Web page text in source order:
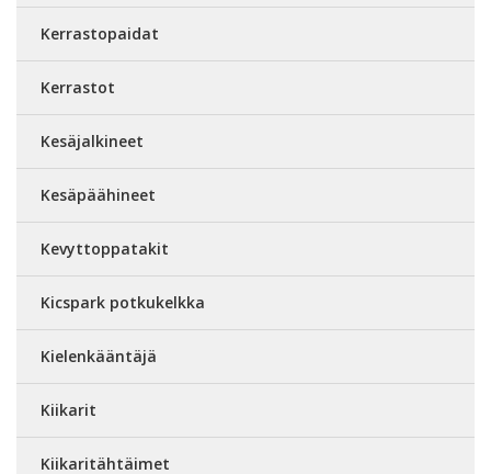
Kerrastopaidat
Kerrastot
Kesäjalkineet
Kesäpäähineet
Kevyttoppatakit
Kicspark potkukelkka
Kielenkääntäjä
Kiikarit
Kiikaritähtäimet